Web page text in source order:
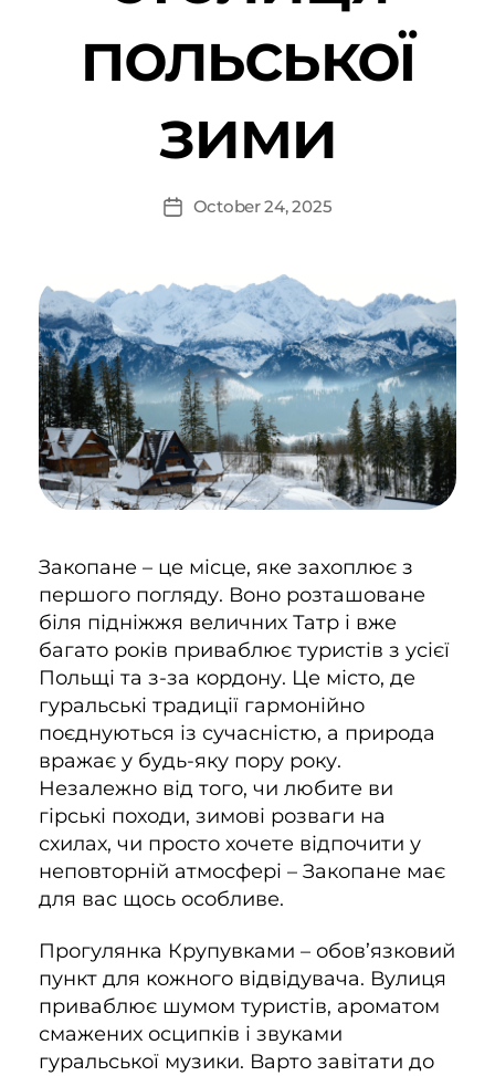
польської
зими
October 24, 2025
Закопане – це місце, яке захоплює з
першого погляду. Воно розташоване
біля підніжжя величних Татр і вже
багато років приваблює туристів з усієї
Польщі та з-за кордону. Це місто, де
гуральські традиції гармонійно
поєднуються із сучасністю, а природа
вражає у будь-яку пору року.
Незалежно від того, чи любите ви
гірські походи, зимові розваги на
схилах, чи просто хочете відпочити у
неповторній атмосфері – Закопане має
для вас щось особливе.
Прогулянка Крупувками – обов’язковий
пункт для кожного відвідувача. Вулиця
приваблює шумом туристів, ароматом
смажених осципків і звуками
гуральської музики. Варто завітати до